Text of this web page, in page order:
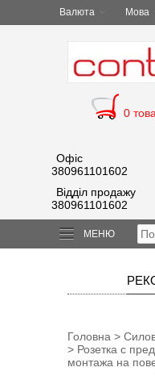
Валюта Мова
0
Офіс
380961101602
Відділ продажу
380961101602
МЕНЮ
Головна >
> Розетка с
монтажа на